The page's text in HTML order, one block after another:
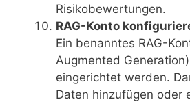
Risikobewertungen.
RAG-Konto
Ein benanntes RAG-
Augmented
eingerichtet werden.
Daten hinzufügen oder